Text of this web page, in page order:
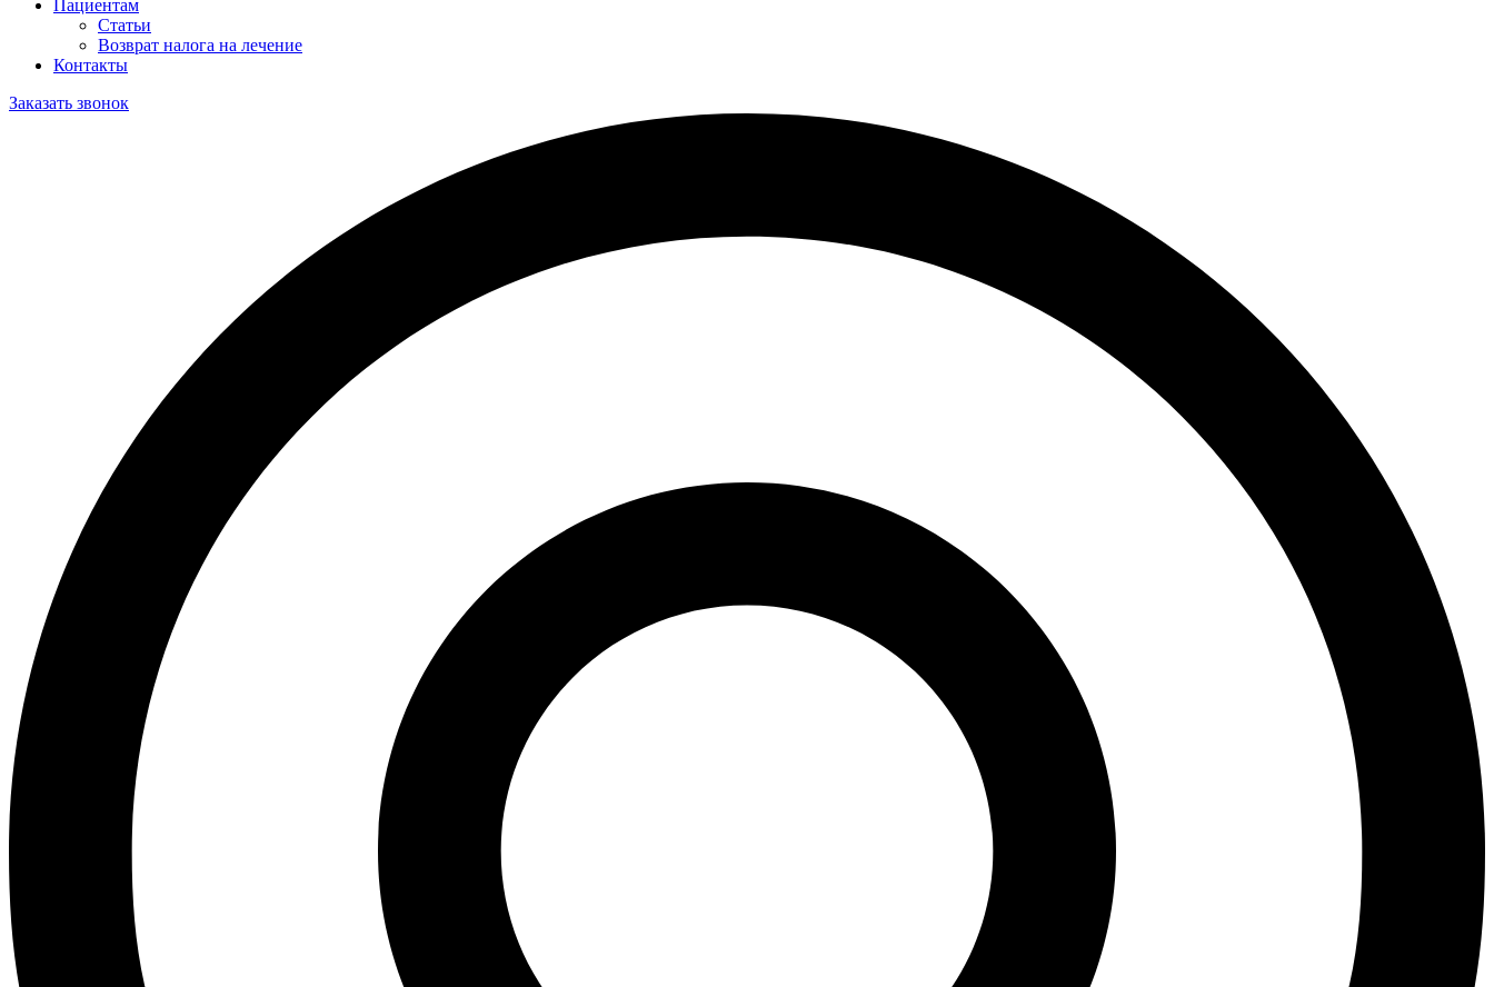
Пациентам
Статьи
Возврат налога на лечение
Контакты
Заказать звонок